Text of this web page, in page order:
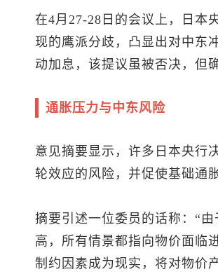
在4月27-28日的会议上，日本
现的鹰派分歧，凸显出对中东
动加息，该提议虽被否决，但
通胀压力与中东风险
意见摘要显示，许多日本央行
轮效应的风险，并促使基础通
摘要引述一位委员的话称：“
高，所有情景都指向物价面临
制约因素成为现实，将对物价